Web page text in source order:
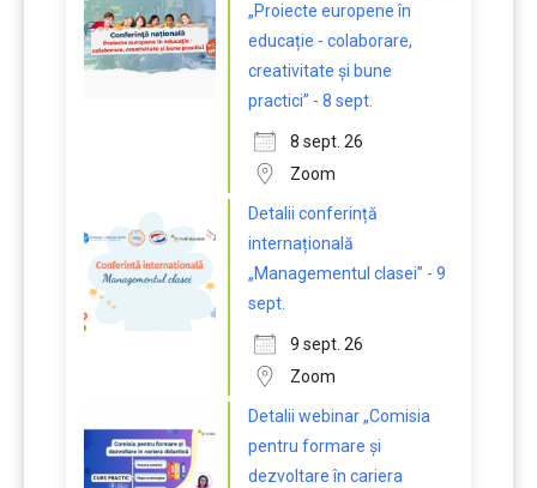
„Proiecte europene în
educație - colaborare,
creativitate și bune
practici” - 8 sept.
8 sept. 26
Zoom
Detalii conferință
internațională
„Managementul clasei” - 9
sept.
9 sept. 26
Zoom
Detalii webinar „Comisia
pentru formare și
dezvoltare în cariera